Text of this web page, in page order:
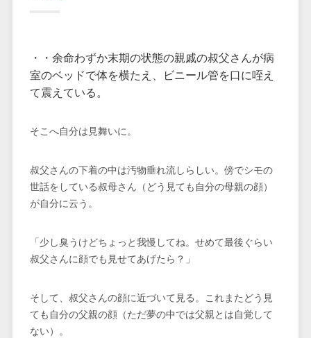
・・余命わずか末期の状態の親戚の叔父さんが病
室のベッドで体を横たえ、ビニール管を口に咥え
て震えている。
そこへ自分は見舞いに。
叔父さんの下着の中は汚物垂れ流しらしい。傍でシモの
世話をしている叔母さん（どう見ても自分の母親の顔）
が自分に云う。
「少し臭うけどちょっと我慢してね。せめて最後ぐらい
叔父さんに顔でも見せてあげたら？」
そして、叔父さんの顔に近づいて見る。これまたどう見
ても自分の父親の顔（ただ夢の中では父親とは自覚して
ない）。